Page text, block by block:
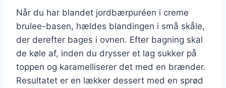
Når du har blandet jordbærpuréen i creme
brulee-basen, hældes blandingen i små skåle,
der derefter bages i ovnen. Efter bagning skal
de køle af, inden du drysser et lag sukker på
toppen og karamelliserer det med en brænder.
Resultatet er en lækker dessert med en sprød